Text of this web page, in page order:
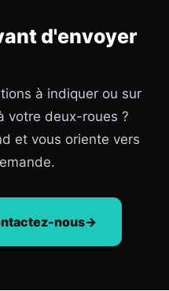
d'envoyer
à indiquer ou sur
votre deux-roues ?
et vous oriente vers
nous